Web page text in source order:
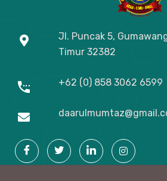
Jl. Puncak 5,
Timur 32382
+62 (0) 858 3062 6599